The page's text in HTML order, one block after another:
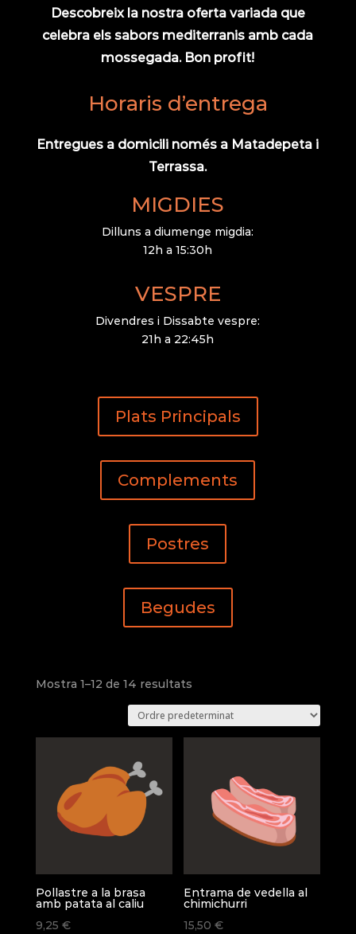
Descobreix la nostra oferta variada que
celebra els sabors mediterranis amb cada
mossegada. Bon profit!
Horaris d’entrega
Entregues a domicili només a Matadepeta i
Terrassa.
MIGDIES
Dilluns a diumenge migdia:
12h a 15:30h
VESPRE
Divendres i Dissabte vespre:
21h a 22:45h
Plats Principals
Complements
Postres
Begudes
Mostra 1–12 de 14 resultats
Pollastre a la brasa
amb patata al caliu
9,25 €
Entrama de vedella al
chimichurri
15,50€